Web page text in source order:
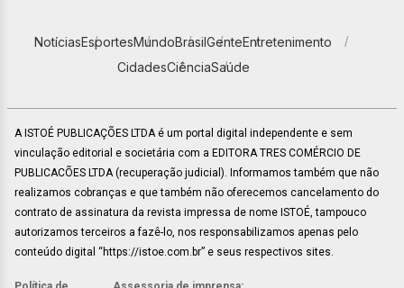
NotíciasEsportesMundoBrasilGenteEntretenimento
CidadesCiênciaSaúde
A ISTOÉ PUBLICAÇÕES LTDA é um portal digital independente e sem
vinculação editorial e societária com a EDITORA TRES COMÉRCIO DE
PUBLICACÕES LTDA (recuperação judicial). Informamos também que não
realizamos cobranças e que também não oferecemos cancelamento do
contrato de assinatura da revista impressa de nome ISTOÉ, tampouco
autorizamos terceiros a fazê-lo, nos responsabilizamos apenas pelo
conteúdo digital “https://istoe.com.br” e seus respectivos sites.